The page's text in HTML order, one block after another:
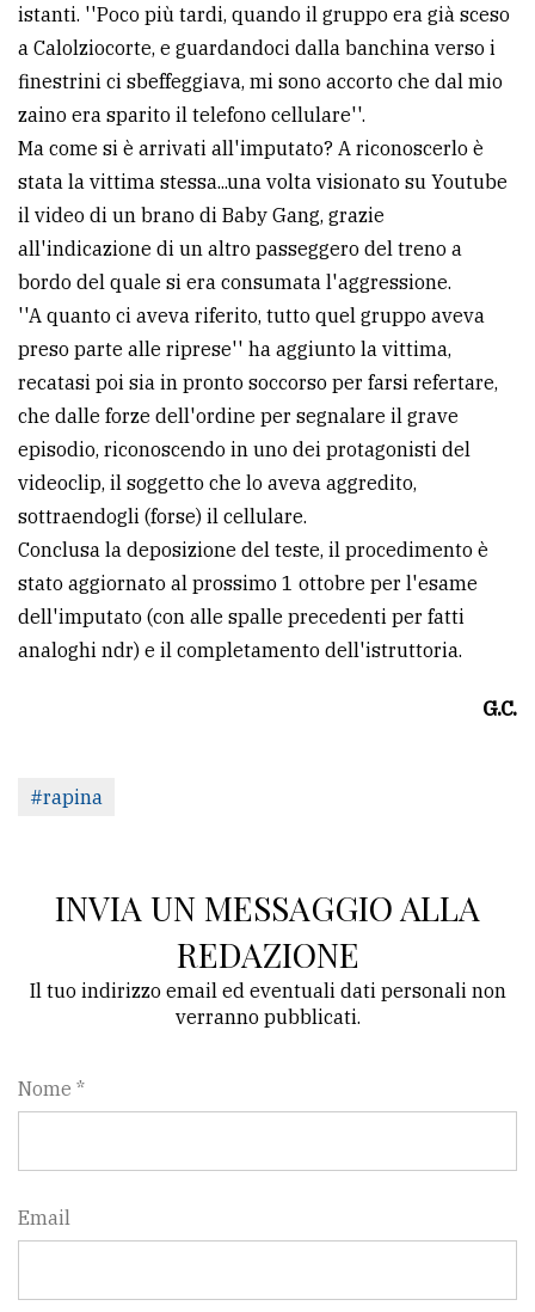
istanti. ''Poco più tardi, quando il gruppo era già sceso
a Calolziocorte, e guardandoci dalla banchina verso i
finestrini ci sbeffeggiava, mi sono accorto che dal mio
zaino era sparito il telefono cellulare''.
Ma come si è arrivati all'imputato? A riconoscerlo è
stata la vittima stessa...una volta visionato su Youtube
il video di un brano di Baby Gang, grazie
all'indicazione di un altro passeggero del treno a
bordo del quale si era consumata l'aggressione.
''A quanto ci aveva riferito, tutto quel gruppo aveva
preso parte alle riprese'' ha aggiunto la vittima,
recatasi poi sia in pronto soccorso per farsi refertare,
che dalle forze dell'ordine per segnalare il grave
episodio, riconoscendo in uno dei protagonisti del
videoclip, il soggetto che lo aveva aggredito,
sottraendogli (forse) il cellulare.
Conclusa la deposizione del teste, il procedimento è
stato aggiornato al prossimo 1 ottobre per l'esame
dell'imputato (con alle spalle precedenti per fatti
analoghi ndr) e il completamento dell'istruttoria.
G.C.
#rapina
INVIA UN MESSAGGIO ALLA
REDAZIONE
Il tuo indirizzo email ed eventuali dati personali non
verranno pubblicati.
Nome *
Email